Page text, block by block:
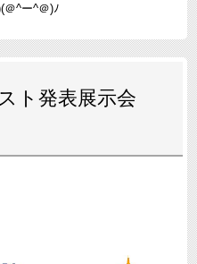
＠^ー^＠)ﾉ
ト発表展示会